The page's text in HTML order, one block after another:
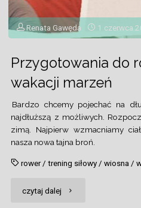
Renata Gawęda 1 czerwca
Przygotowania do
wakacji marzeń
Bardzo chcemy pojechać na
najdłuższą z możliwych.
zimą. Najpierw wzmacniamy
nasza nowa tajna broń.
rower/ trening siłowy/ wiosna/
czytaj dalej "Przygotowania